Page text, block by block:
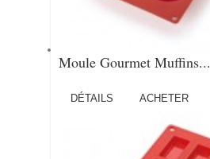
Moule Gourmet Muffins...
DÉTAILS ACHETER